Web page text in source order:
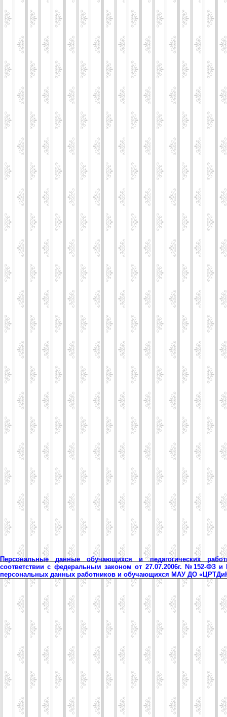
Персональные данные обучающихся и педагогических
соответствии с федеральным законом от 27.07.2006г. №152-ФЗ
персональных данных работников и обучающихся МАУ ДО